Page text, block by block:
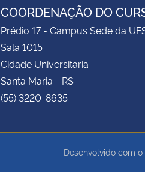
COORDENAÇÃO DO
Prédio 17 - Campus Sede da
Sala 1015
Cidade Universitária
Santa Maria - RS
(55) 3220-8635
Desenvolvido com